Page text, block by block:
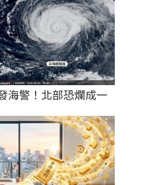
海警！北部恐爛成一